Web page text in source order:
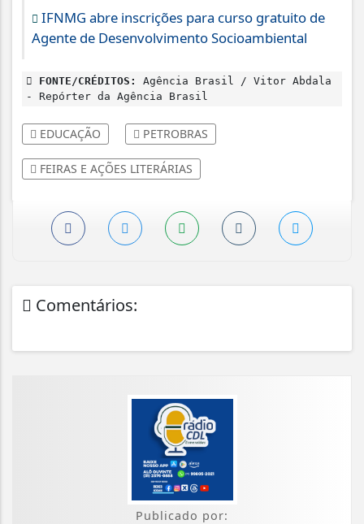
IFNMG abre inscrições para curso gratuito de
Agente de Desenvolvimento Socioambiental
FONTE/CRÉDITOS:
Agência Brasil / Vitor Abdala
- Repórter da Agência Brasil
EDUCAÇÃO PETROBRAS
FEIRAS E AÇÕES LITERÁRIAS
Comentários:
Publicado por: